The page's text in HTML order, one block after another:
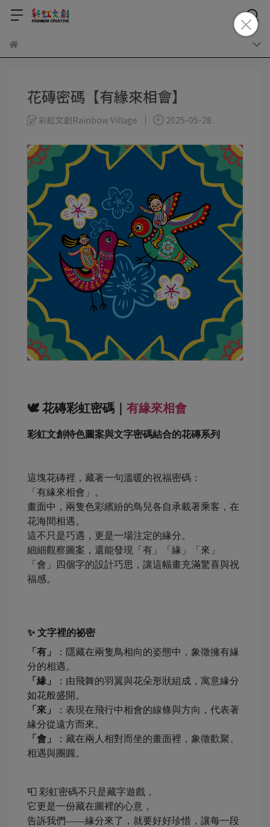
花磚密碼【有緣來相會】
彩虹文創Rainbow Village 2025-05-28
🕊️ 花磚彩虹密碼｜ 有緣來相會
彩虹文創特色圖案與文字密碼結合的花磚系列
這塊花磚裡，藏著一句溫暖的祝福密碼：
「有緣來相會」。
畫面中，兩隻色彩繽紛的鳥兒各自承載著乘客，在
花海間相遇。
這不只是巧遇，更是一場注定的緣分。
細細觀察圖案，還能發現「有」「緣」「來」
「會」四個字的設計巧思，讓這幅畫充滿驚喜與祝
福感。
✨ 文字裡的祕密
「有」
：隱藏在兩隻鳥相向的姿態中，象徵擁有緣
分的相遇。
「緣」
：由飛舞的羽翼與花朵形狀組成，寓意緣分
如花般盛開。
「來」
：表現在飛行中相會的線條與方向，代表著
緣分從遠方而來。
「會」
：藏在兩人相對而坐的畫面裡，象徵歡聚、
相遇與團圓。
📮 彩虹密碼不只是藏字遊戲，
它更是一份藏在圖裡的心意，
告訴我們——緣分來了，就要好好珍惜，讓每一段